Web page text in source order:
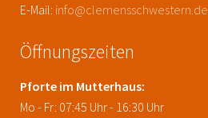
E-Mail: info@clemensschwestern.de
Öffnungszeiten
Pforte im Mutterhaus:
Mo - Fr: 07:45 Uhr - 16:30 Uhr